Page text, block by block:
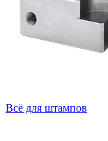
Всё для штампов